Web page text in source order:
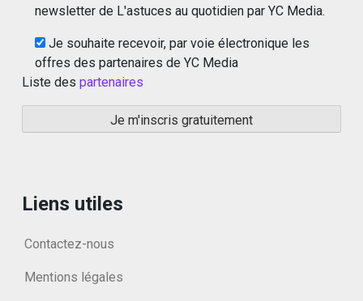
newsletter de L'astuces au quotidien par YC Media.
Je souhaite recevoir, par voie électronique les
offres des partenaires de YC Media
Liste des partenaires
Liens utiles
Contactez-nous
Mentions légales